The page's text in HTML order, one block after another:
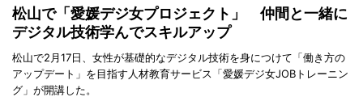
松山で「愛媛デジ女プロジェクト」 仲間と一緒に
デジタル技術学んでスキルアップ
松山で2月17日、女性が基礎的なデジタル技術を身につけて「働き方の
アップデート」を目指す人材教育サービス「愛媛デジ女JOBトレーニン
グ」が開講した。